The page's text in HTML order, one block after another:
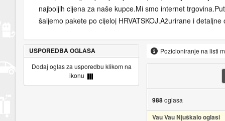
najboljih cijena za naše kupce.Mi smo internet
šaljemo pakete po cijeloj HRVATSKOJ.Ažurirane i
račune.Na sve naše proizvode dajemo jamstvo od 1g.Kod
plačanje se vrši POUZEĆEM ili putem PREDRAČUNA.Na
sjedište tvrtke,tu nemamo maloprodaju.
Uvjeti prodaje
Uvjeti prodaje definiraju postupak naručivanja, plaćanja,
reklamacije robe ponuđene na internet stranici
Pozicioniranje na listi
988oglasa
Vau Vau Njuškalo oglasi
USPOREDBA OGLASA
Dodaj oglas za usporedbu klikom na
ikonu